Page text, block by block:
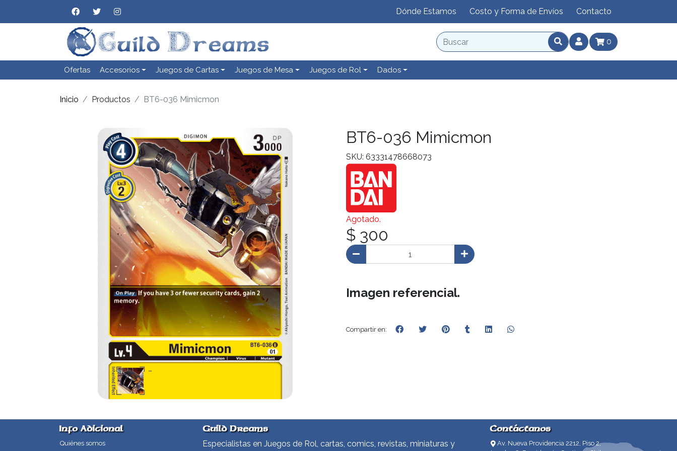
Dónde Estamos Costo y Forma de Envíos Contacto
0
Ofertas Accesorios Juegos de Cartas Juegos de Mesa Juegos de Rol Dados
Inicio Productos BT6-036 Mimicmon
BT6-036 Mimicmon
SKU: 63331478668073
Agotado.
$ 300
Imagen referencial.
Compartir en:
Info Adicional
Quiénes somos
Guild Dreams
Especialistas en Juegos de Rol, cartas, comics, revistas, miniaturas y
Contáctanos
Av. Nueva Providencia 2212, Piso 2,